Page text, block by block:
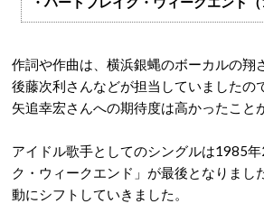
作詞や作曲は、横浜銀蝿のボーカルの翔
後藤次利さんなどが担当していましたの
矢追幸宏さんへの期待度は高かったこと
アイドル歌手としてのシングルは1985
ク・ウィークエンド」が最後となりまし
動にシフトしていきました。